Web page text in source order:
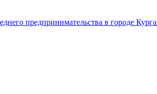
предпринимательства в городе